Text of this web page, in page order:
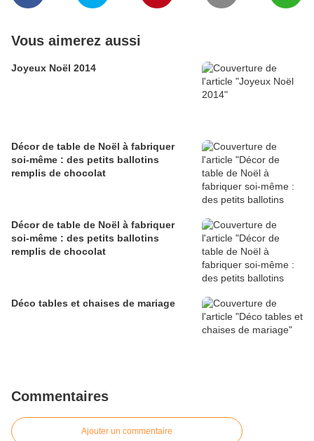
Vous aimerez aussi
Joyeux Noël 2014
Décor de table de Noël à fabriquer
soi-même : des petits ballotins
remplis de chocolat
Décor de table de Noël à fabriquer
soi-même : des petits ballotins
remplis de chocolat
Déco tables et chaises de mariage
Commentaires
Ajouter un commentaire